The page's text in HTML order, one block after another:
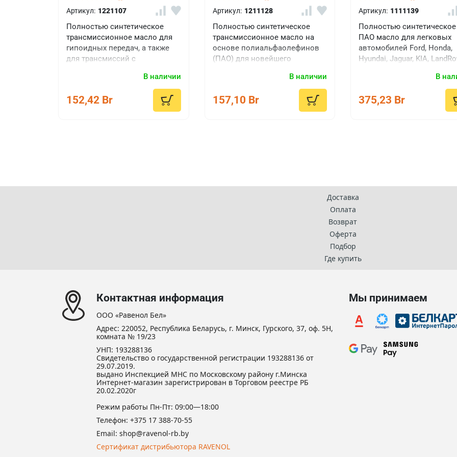
Артикул: 1221107
Полностью синтетическое
трансмиссионное масло для
гипоидных передач, а также
для трансмиссий с
дифференциалами "Limited
В наличии
152,42 Br
Артикул: 1211128
Полностью синтетическое
трансмиссионное масло на
основе полиальфаолефинов
(ПАО) для новейшего
раздаточных коробок со
присадок. Является аналогом
оригинальных жидкостей для
В наличии
157,10 Br
Артикул: 1111139
Полностью синтетическое
ПАО масло для легковых
автомобилей Ford, Honda,
Hyundai, Jaguar, KIA,
Mitsubishi и других,
энергосберегающих масел.
В
375,23 Br
Доставка
Оплата
Возврат
Оферта
Подбор
Где купить
Контактная информация
ООО «Равенол Бел»
Адрес: 220052, Республика Беларусь, г. Минск, Гурского, 37, оф. 5Н,
комната № 19/23
УНП: 193288136
Свидетельство о государственной регистрации 193288136 от
29.07.2019.
выдано Инспекцией МНС по Московскому району г.Минска
Интернет-магазин зарегистрирован в Торговом реестре РБ
20.02.2020г
Режим работы Пн-Пт: 09:00—18:00
Телефон: +375 17 388-70-55
Email: shop@ravenol-rb.by
Сертификат дистрибьютора RAVENOL
Мы принимаем